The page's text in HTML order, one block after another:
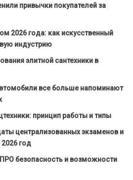
привычки покупателей за
2026 года: как искусственный
индустрию
элитной сантехники в
все больше напоминают
принцип работы и типы
централизованных экзаменов и
год
безопасность и возможности